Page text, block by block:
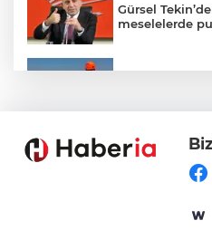
Gürsel
meselelerde
Samsun’da
Yapay zekada